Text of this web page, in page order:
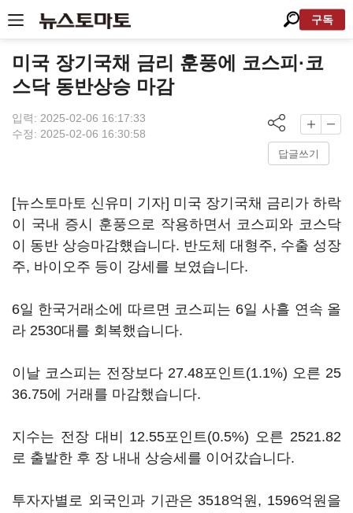
구독
미국 장기국채 금리 훈풍에 코스피·코
스닥 동반상승 마감
입력: 2025-02-06 16:17:33
수정: 2025-02-06 16:30:58
답글쓰기
[뉴스토마토 신유미 기자] 미국 장기국채 금리가 하락
이 국내 증시 훈풍으로 작용하면서 코스피와 코스닥
이 동반 상승마감헀습니다. 반도체 대형주, 수출 성장
주, 바이오주 등이 강세를 보였습니다.
6일 한국거래소에 따르면 코스피는 6일 사흘 연속 올
라 2530대를 회복했습니다.
이날 코스피는 전장보다 27.48포인트(1.1%) 오른 25
36.75에 거래를 마감했습니다.
지수는 전장 대비 12.55포인트(0.5%) 오른 2521.82
로 출발한 후 장 내내 상승세를 이어갔습니다.
투자자별로 외국인과 기관은 3518억원, 1596억원을